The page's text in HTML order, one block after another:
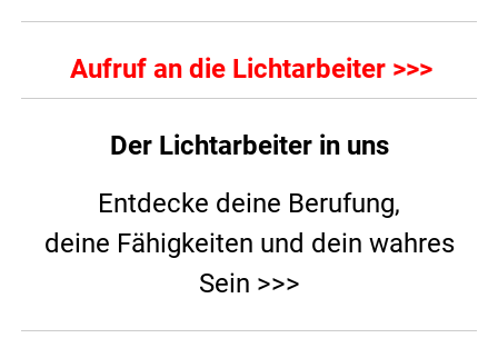
Aufruf an die Lichtarbeiter >>>
Der Lichtarbeiter in uns
Entdecke deine Berufung,
deine Fähigkeiten und dein wahres
Sein >>>